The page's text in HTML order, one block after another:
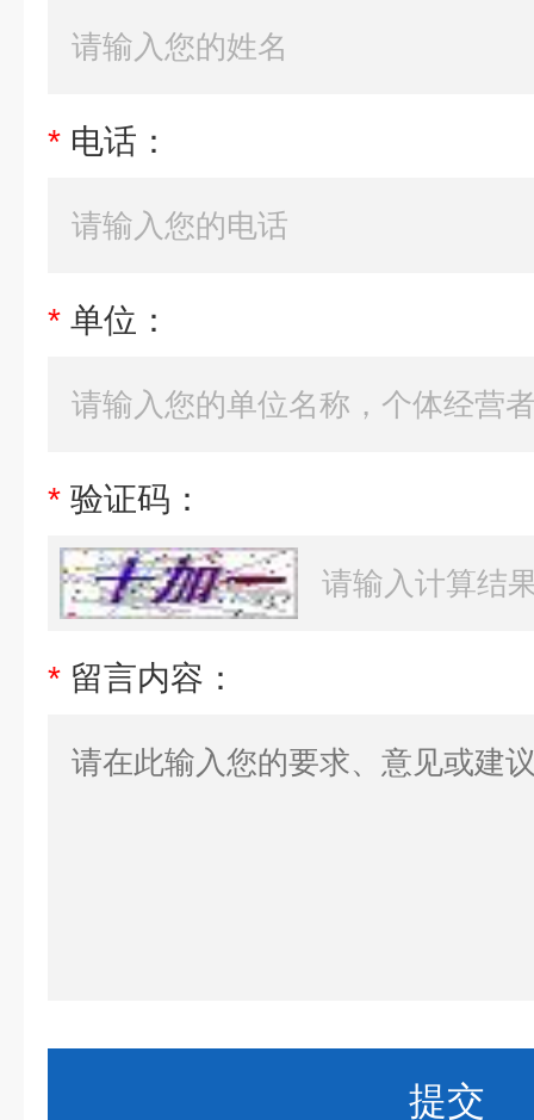
* 电话：
* 单位：
* 验证码：
* 留言内容：